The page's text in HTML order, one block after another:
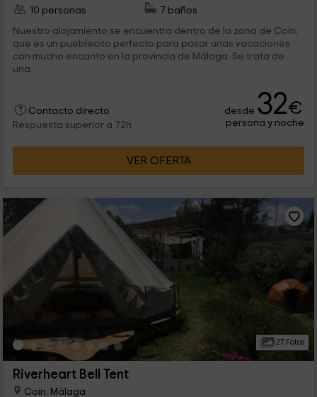
10 personas
7 baños
Nuestro alojamiento se encuentra dentro de la zona de Coín,
que es un pueblecito perfecto para pasar unas vacaciones
con mucho encanto en la provincia de Málaga. Se trata de
una...
Contacto directo
Respuesta superior a 72h
desde 32€
persona y noche
VER OFERTA
27 Fotos
Riverheart Bell Tent
Coin, Málaga